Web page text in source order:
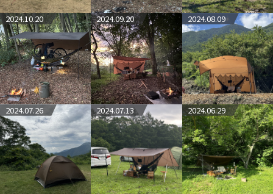
2024.10.20 2024.09.20 2024.08.09
2024.07.26 2024.07.13 2024.06.29